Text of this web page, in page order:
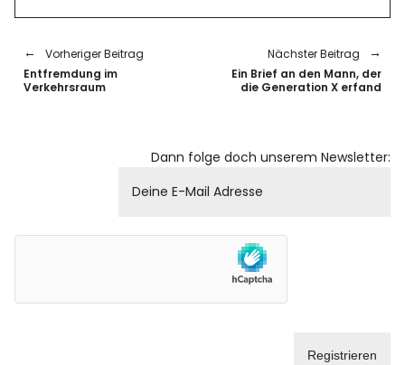
Vorheriger Beitrag
Entfremdung im
Verkehrsraum
Nächster Beitrag
Ein Brief an den Mann, der
die Generation X erfand
Dann folge doch unserem Newsletter: